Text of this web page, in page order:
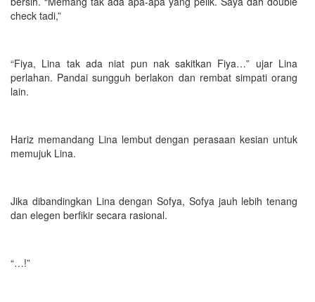
check tadi,”
“Fiya, Lina tak ada niat pun nak sakitkan Fiya…” ujar Lina
perlahan. Pandai sungguh berlakon dan rembat simpati orang
lain.
Hariz memandang Lina lembut dengan perasaan kesian untuk
memujuk Lina.
Jika dibandingkan Lina dengan Sofya, Sofya jauh lebih tenang
dan elegen berfikir secara rasional.
“…!”